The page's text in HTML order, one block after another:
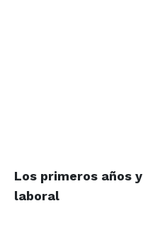
Los primeros años y
laboral